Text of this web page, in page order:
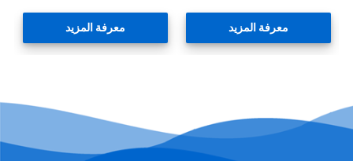
معرفة المزيد معرفة المزيد